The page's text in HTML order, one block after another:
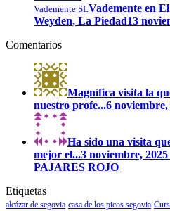
Vademente SLVademente en
Weyden, La Piedad13
Comentarios
Magnífica visita la
nuestro profe...6
Ha sido una visita
mejor el...3 noviembre,
PAJARES ROJO
Etiquetas
alcázar de segovia casa de los picos segovia